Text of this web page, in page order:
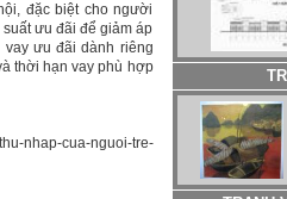
đặc biệt cho người
ưu đãi để giảm áp
vay ưu đãi dành riêng
thời hạn vay phù hợp
nhap-cua-nguoi-tre-